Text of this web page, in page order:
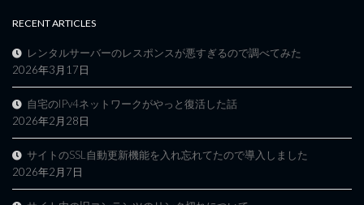
RECENT ARTICLES
レンタルサーバーのレスポンスが悪すぎるので調べてみた
2026年3月17日
自宅のIPv4ネットワークがやっと復活した話
2026年2月28日
サイトのSSL自動更新機能を入れ忘れてたので導入しました
2026年2月7日